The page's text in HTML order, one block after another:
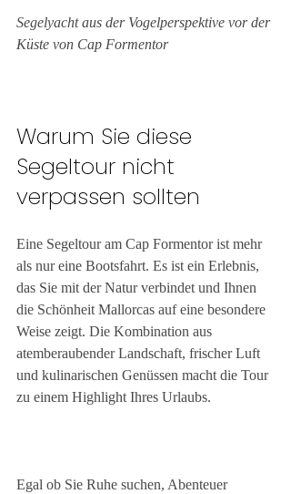
Segelyacht aus der Vogelperspektive vor der
Küste von Cap Formentor
Warum Sie diese
Segeltour nicht
verpassen sollten
Eine Segeltour am Cap Formentor ist mehr
als nur eine Bootsfahrt. Es ist ein Erlebnis,
das Sie mit der Natur verbindet und Ihnen
die Schönheit Mallorcas auf eine besondere
Weise zeigt. Die Kombination aus
atemberaubender Landschaft, frischer Luft
und kulinarischen Genüssen macht die Tour
zu einem Highlight Ihres Urlaubs.
Egal ob Sie Ruhe suchen, Abenteuer